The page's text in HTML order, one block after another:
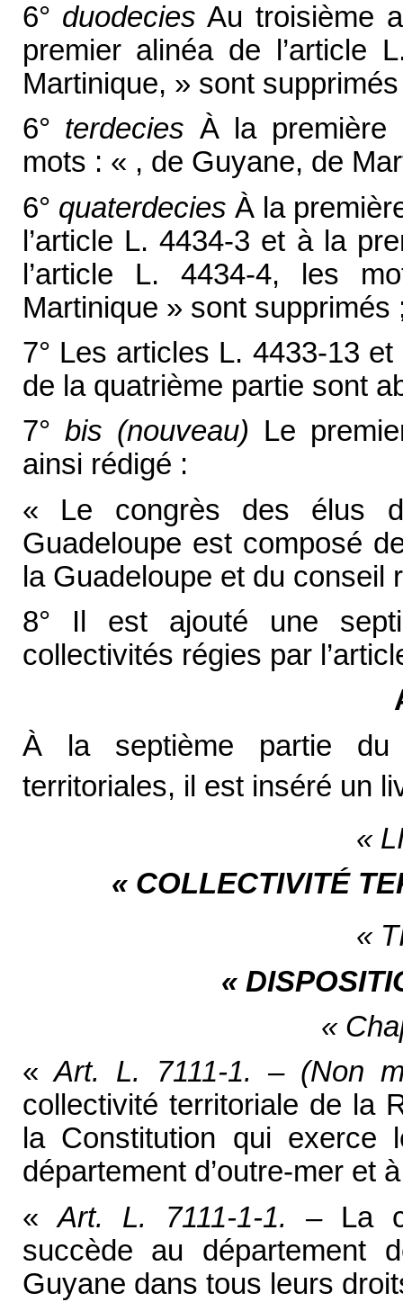
6° duodecies Au troisième
premier alinéa de l’article
Martinique, » sont
6° terdecies À la première
mots : « , de Guyane, de
6° quaterdecies À la
l’article L. 4434-3 et à la
l’article L. 4434-4, les
Martinique » sont supprimés
7° Les articles L. 4433-13
de la quatrième partie sont
7° bis (nouveau) Le
ainsi rédigé :
« Le congrès des élus
Guadeloupe est composé
la Guadeloupe et du conseil
8° Il est ajouté une
collectivités régies par
À la septième partie du
territoriales, il est inséré un
«
« COLLECTIVITÉ
«
«
«
«Art. L. 7111-1. – (Non
collectivité territoriale de la
la Constitution qui exerce
département d’outre-mer et
«Art. L. 7111-1-1. – La
succède au
Guyane dans tous leurs